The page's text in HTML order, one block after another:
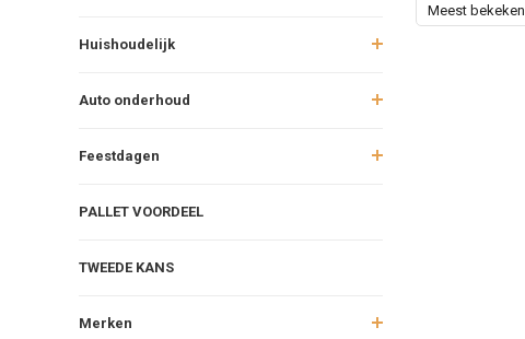
Huishoudelijk
Auto onderhoud
Feestdagen
PALLET VOORDEEL
TWEEDE KANS
Merken
Meest bekeken